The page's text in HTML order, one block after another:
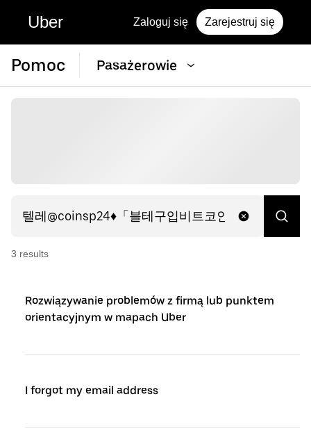
Uber Zaloguj się Zarejestruj się
Pomoc Pasażerowie
3 results
Rozwiązywanie problemów z firmą lub punktem
orientacyjnym w mapach Uber
I forgot my email address